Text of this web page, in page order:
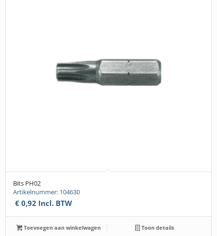
Bits PH02
Artikelnummer: 104630
€ 0,92 Incl. BTW
Toevoegen aan winkelwagen Toon details